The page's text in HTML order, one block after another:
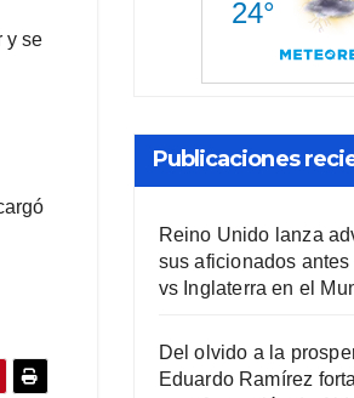
y se
Publicaciones
Reino Unido lanza
sus aficionados
vs Inglaterra en el
Del olvido a la
Eduardo Ramírez